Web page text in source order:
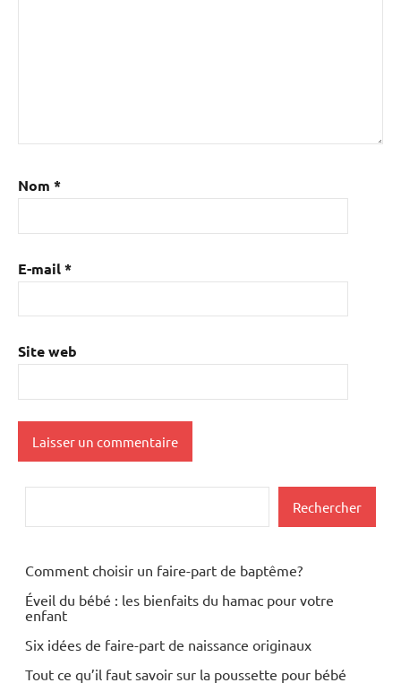
Nom *
E-mail*
Site web
Rechercher
Comment choisir un faire-part de baptême?
Éveil du bébé : les bienfaits du hamac pour votre
enfant
Six idées de faire-part de naissance originaux
Tout ce qu’il faut savoir sur la poussette pour bébé